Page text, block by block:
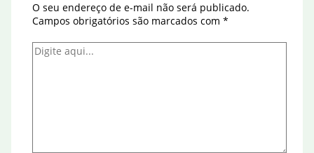
O seu endereço de e-mail não será publicado.
Campos obrigatórios são marcados com *
Digite